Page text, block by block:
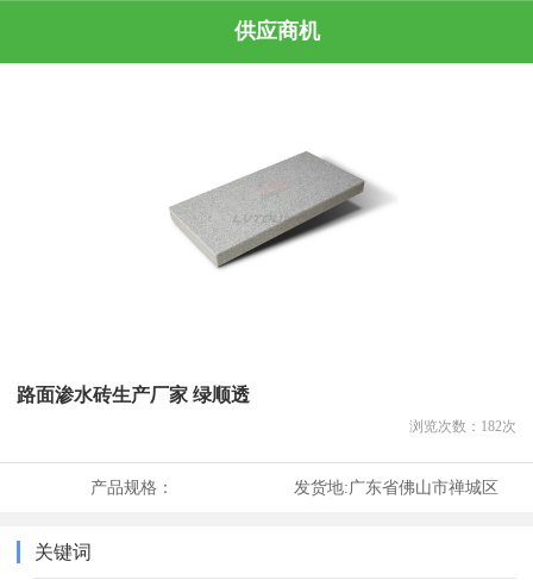
供应商机
路面渗水砖生产厂家 绿顺透
浏览次数： 182次
产品规格： 发货地:广东省佛山市禅城区
关键词